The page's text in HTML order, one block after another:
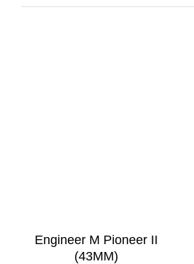
Engineer M Pioneer II
(43MM)